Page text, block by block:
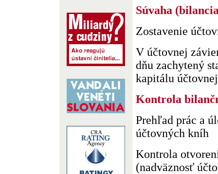
Súvaha
Zostavenie
V účtovnej
dňu zachytený
kapitálu
Kontrola
Prehľad prác a
účtovných kníh
Kontrola
(nadväznosť